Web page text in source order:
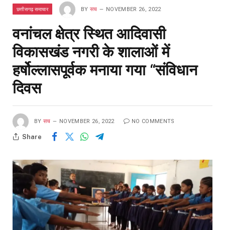
छत्तीसगढ़ समाचार BY सच NOVEMBER 26, 2022
वनांचल क्षेत्र स्थित आदिवासी
विकासखंड नगरी के शालाओं में
हर्षोल्लासपूर्वक मनाया गया “संविधान
दिवस
BY सच NOVEMBER 26, 2022 NO COMMENTS
Share